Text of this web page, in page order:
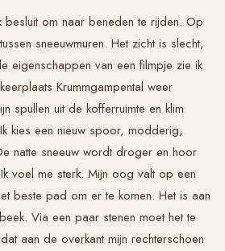
om naar beneden te rijden. Op
sneeuwmuren. Het zicht is slecht,
eigenschappen van een filmpje zie ik
Krummgampental weer
spullen uit de kofferruimte en klim
kies een nieuw spoor, modderig,
natte sneeuw wordt droger en hoor
voel me sterk. Mijn oog valt op een
beste pad om er te komen. Het is aan
Via een paar stenen moet het te
aan de overkant mijn rechterschoen